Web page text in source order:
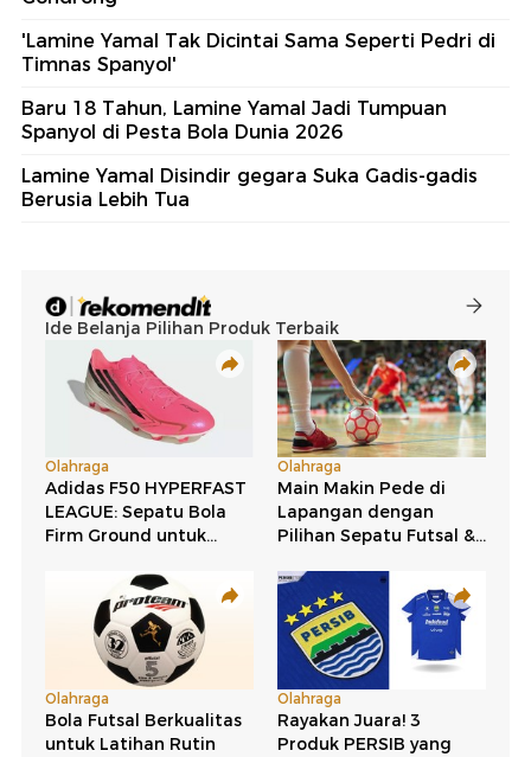
'Lamine Yamal Tak Dicintai Sama Seperti Pedri di
Timnas Spanyol'
Baru 18 Tahun, Lamine Yamal Jadi Tumpuan
Spanyol di Pesta Bola Dunia 2026
Lamine Yamal Disindir gegara Suka Gadis-gadis
Berusia Lebih Tua